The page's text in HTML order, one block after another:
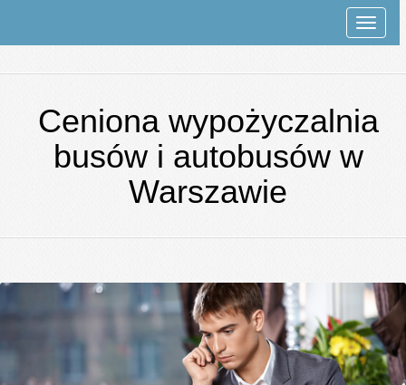
Rozwiń
Ceniona wypożyczalnia
busów i autobusów w
Warszawie